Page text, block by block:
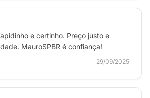
e certinho. Preço justo e
MauroSPBR é confiança!
29/09/2025